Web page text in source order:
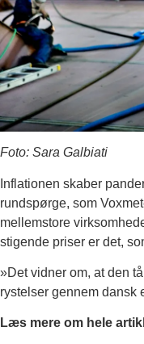
Foto: Sara Galbiati
Inflationen skaber
rundspørge, som
mellemstore
stigende priser er det,
»Det vidner om, at den
rystelser gennem
Læs mere om hele